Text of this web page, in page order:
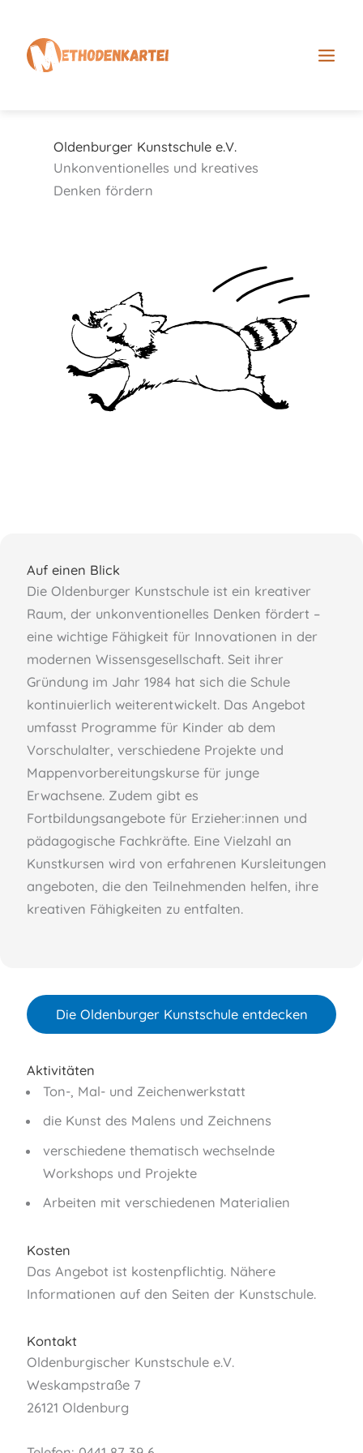
springen
Oldenburger Kunstschule e.V.
Unkonventionelles und kreatives
Denken fördern
Auf einen Blick
Die Oldenburger Kunstschule ist ein kreativer
Raum, der unkonventionelles Denken fördert –
eine wichtige Fähigkeit für Innovationen in der
modernen Wissensgesellschaft. Seit ihrer
Gründung im Jahr 1984 hat sich die Schule
kontinuierlich weiterentwickelt. Das Angebot
umfasst Programme für Kinder ab dem
Vorschulalter, verschiedene Projekte und
Mappenvorbereitungskurse für junge
Erwachsene. Zudem gibt es
Fortbildungsangebote für Erzieher:innen und
pädagogische Fachkräfte. Eine Vielzahl an
Kunstkursen wird von erfahrenen Kursleitungen
angeboten, die den Teilnehmenden helfen, ihre
kreativen Fähigkeiten zu entfalten.
Die Oldenburger Kunstschule entdecken
Aktivitäten
Ton-, Mal- und Zeichenwerkstatt
die Kunst des Malens und Zeichnens
verschiedene thematisch wechselnde
Workshops und Projekte
Arbeiten mit verschiedenen Materialien
Kosten
Das Angebot ist kostenpflichtig. Nähere
Informationen auf den Seiten der Kunstschule.
Kontakt
Oldenburgischer Kunstschule e.V.
Weskampstraße 7
26121 Oldenburg